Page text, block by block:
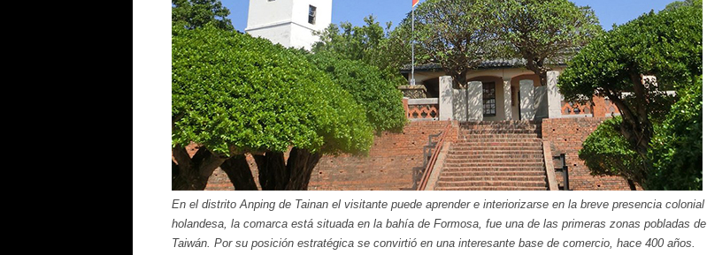
En el distrito Anping de Tainan el visitante puede aprender e interiorizarse en la breve presencia colonial
holandesa, la comarca está situada en la bahía de Formosa, fue una de las primeras zonas pobladas de
Taiwán. Por su posición estratégica se convirtió en una interesante base de comercio, hace 400 años.